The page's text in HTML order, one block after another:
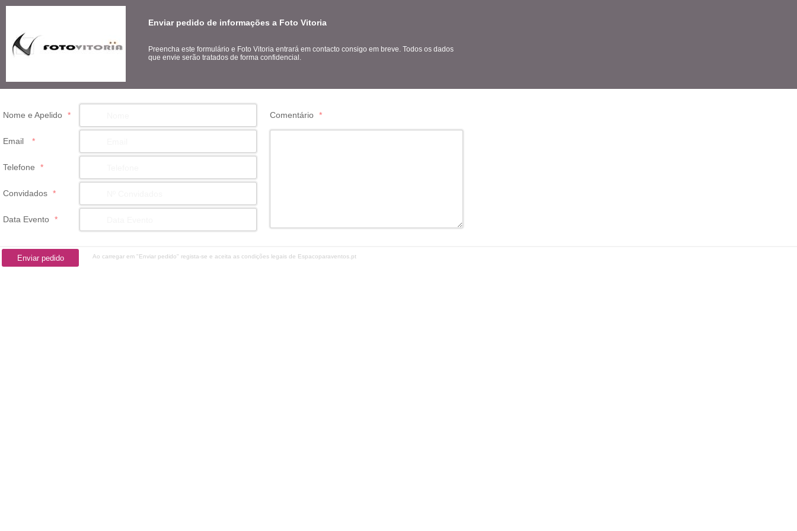
Enviar pedido de informações a Foto Vitoria
Preencha este formulário e Foto Vitoria entrará em contacto consigo em breve. Todos os dados
que envie serão tratados de forma confidencial.
Nome e Apelido * Comentário *
Email *
Telefone *
Convidados *
Data Evento *
Ao carregar em "Enviar pedido" regista-se e aceita as condições legais de Espacoparaventos.pt